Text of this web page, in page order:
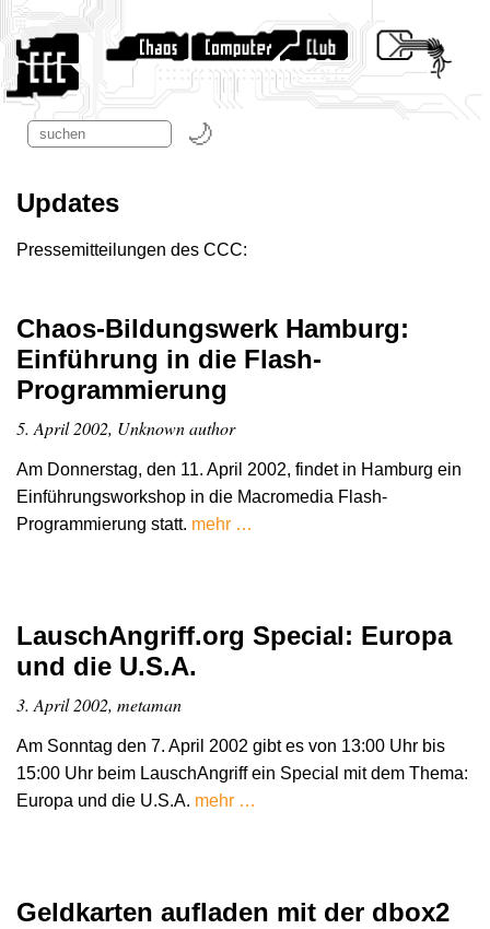
Updates
Pressemitteilungen des CCC:
Chaos-Bildungswerk Hamburg:
Einführung in die Flash-
Programmierung
5. April 2002, Unknown author
Am Donnerstag, den 11. April 2002, findet in Hamburg ein
Einführungsworkshop in die Macromedia Flash-
Programmierung statt. mehr …
LauschAngriff.org Special: Europa
und die U.S.A.
3. April 2002, metaman
Am Sonntag den 7. April 2002 gibt es von 13:00 Uhr bis
15:00 Uhr beim LauschAngriff ein Special mit dem Thema:
Europa und die U.S.A. mehr …
Geldkarten aufladen mit der dbox2